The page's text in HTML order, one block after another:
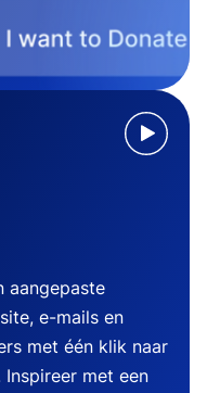
aangepaste
e-mails en
met één klik naar
met een